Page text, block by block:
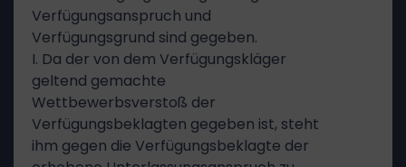
Verfügungsanspruch und
Verfügungsgrund sind gegeben.
I. Da der von dem Verfügungskläger
geltend gemachte
Wettbewerbsverstoß der
Verfügungsbeklagten gegeben ist, steht
ihm gegen die Verfügungsbeklagte der